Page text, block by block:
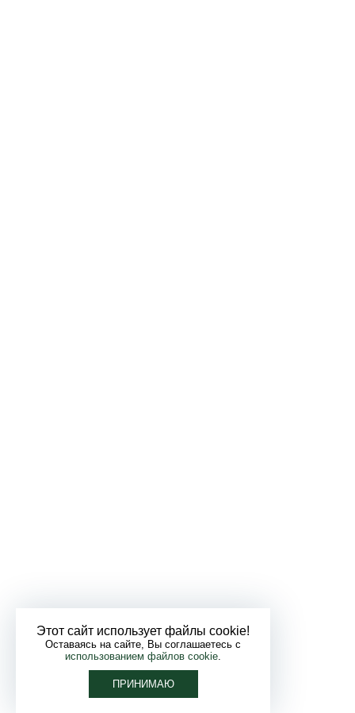
Этот сайт использует файлы cookie!
Оставаясь на сайте, Вы соглашаетесь с
использованием файлов cookie.
ПРИНИМАЮ